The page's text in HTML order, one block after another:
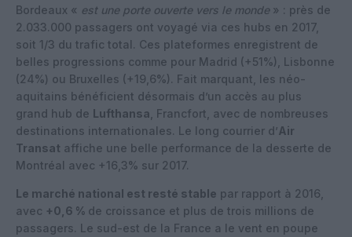
Bordeaux « est une porte ouverte vers le monde » : près de
2.033.000 passagers ont voyagé via ces hubs en 2017,
soit 1/3 du trafic total. Ces plateformes enregistrent de
belles progressions comme pour Madrid (+51%), Lisbonne
(24%) ou Bruxelles (+19,6%). Fait marquant, les néo-
aquitains bénéficient désormais d’un accès au plus
grand hub de Lufthansa , Francfort, avec de nombreuses
destinations internationales. Le long courrier d’Air
Transat affiche une belle performance de la desserte de
Montréal avec +16,3% sur 2017.
Le marché national est resté stable par rapport à 2016,
avec +0,6 % de croissance et plus de trois millions de
passagers. Le sud-est de la France a le vent en poupe